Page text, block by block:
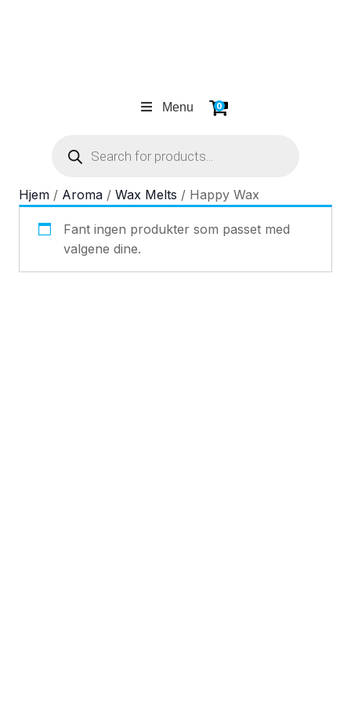
Menu 0
Products
search
Hjem / Aroma / Wax Melts / Happy Wax
Fant ingen produkter som passet med
valgene dine.